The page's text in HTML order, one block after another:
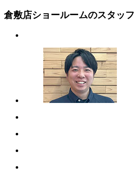
倉敷店ショールームのスタッフ